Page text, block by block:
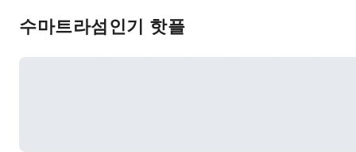
수마트라섬인기 핫플